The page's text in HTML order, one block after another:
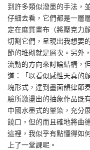
到許多類似潑墨的手法，
仔細去看，它們都是一層
定在麻質畫布（將壓克力
切割它們，呈現出我想要
節的堆砌就是層次。另外
流動的方向來討論結構，
道：「以看似感性天真的
塊形式，達到畫面韻律節
驗所激盪出的抽象作品既
中國水墨式的暈染，充分
饒口，但的而且確地將曲
這裡，我似乎有點懂得如
上了一堂課呢。